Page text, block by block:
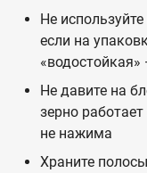
Не
если на
Не давите на
зерно
не нажима
Храните